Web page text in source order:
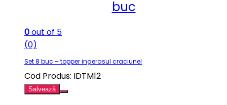
buc
0out of 5
(0)
Set 8 buc – topper ingerasul craciunel
Cod Produs: IDTM12
Salvează